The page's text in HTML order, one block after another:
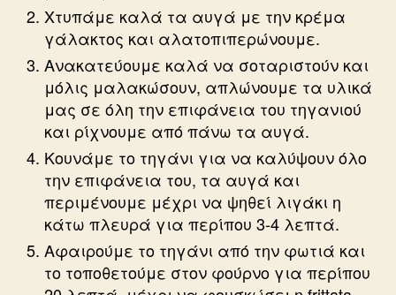
Χτυπάμε καλά τα αυγά με την κρέμα
γάλακτος και αλατοπιπερώνουμε.
Ανακατεύουμε καλά να σοταριστούν και
μόλις μαλακώσουν, απλώνουμε τα υλικά
μας σε όλη την επιφάνεια του τηγανιού
και ρίχνουμε από πάνω τα αυγά.
Κουνάμε το τηγάνι για να καλύψουν όλο
την επιφάνεια του, τα αυγά και
περιμένουμε μέχρι να ψηθεί λιγάκι η
κάτω πλευρά για περίπου 3-4 λεπτά.
Αφαιρούμε το τηγάνι από την φωτιά και
το τοποθετούμε στον φούρνο για περίπου